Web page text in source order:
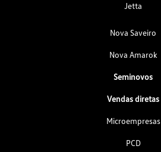
Jetta
Nova Saveiro
Nova Amarok
Seminovos
Vendas diretas
Microempresas
PCD